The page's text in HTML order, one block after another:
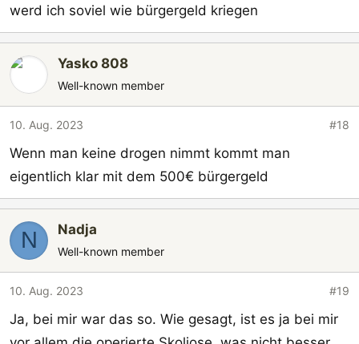
Artikel beschrieben ist:
https://www.finanztip.de/rentenbesteuerung/rente-
versteuern/
Ab einem jährlichen Renteneinkommen von 15.412€
für das Jahr 2023 müssen Rentner eine
Steuererklärung abgeben. Du wirst sicherlich eine
(Sozialabgaben und Steuern) von über 1000€ Netto
erhalten. In meiner Region kommt man damit über
die Runden, weil die Mieten sehr preiswert sind.
werd ich soviel wie bürgergeld kriegen
Yasko 808
Well-known member
10. Aug. 2023 #18
Wenn man keine drogen nimmt kommt man
eigentlich klar mit dem 500€ bürgergeld
N Nadja
Well-known member
10. Aug. 2023 #19
Ja, bei mir war das so. Wie gesagt, ist es ja bei mir